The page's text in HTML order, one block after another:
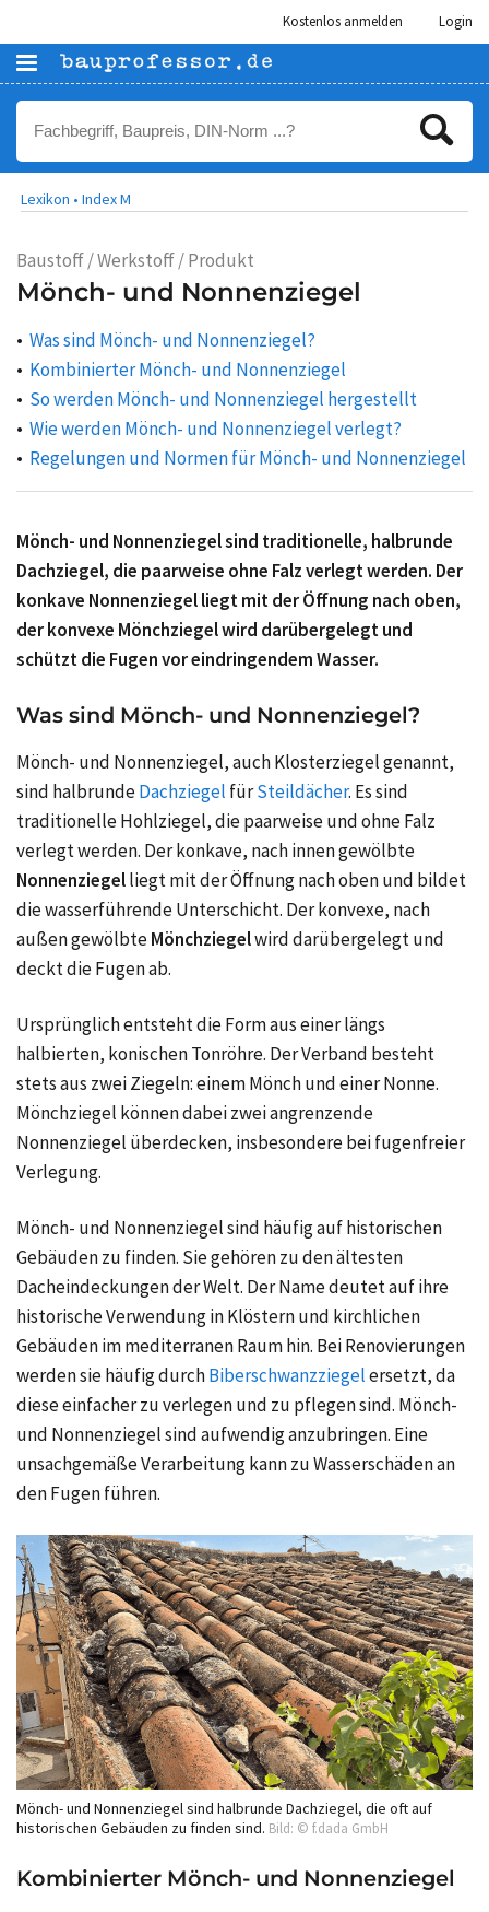
Kostenlos anmelden Login
Lexikon • Index M
Baustoff / Werkstoff / Produkt
Mönch- und Nonnenziegel
Was sind Mönch- und Nonnenziegel?
Kombinierter Mönch- und Nonnenziegel
So werden Mönch- und Nonnenziegel hergestellt
Wie werden Mönch- und Nonnenziegel verlegt?
Regelungen und Normen für Mönch- und Nonnenziegel
Mönch- und Nonnenziegel sind traditionelle, halbrunde
Dachziegel, die paarweise ohne Falz verlegt werden. Der
konkave Nonnenziegel liegt mit der Öffnung nach oben,
der konvexe Mönchziegel wird darübergelegt und
schützt die Fugen vor eindringendem Wasser.
Was sind Mönch- und Nonnenziegel?
Mönch- und Nonnenziegel, auch Klosterziegel genannt,
sind halbrundeDachziegel fürSteildächer. Es sind
traditionelle Hohlziegel, die paarweise und ohne Falz
verlegt werden. Der konkave, nach innen gewölbte
Nonnenziegelliegt mit der Öffnung nach oben und bildet
die wasserführende Unterschicht. Der konvexe, nach
außen gewölbteMönchziegelwird darübergelegt und
deckt die Fugen ab.
Ursprünglich entsteht die Form aus einer längs
halbierten, konischen Tonröhre. Der Verband besteht
stets aus zwei Ziegeln: einem Mönch und einer Nonne.
Mönchziegel können dabei zwei angrenzende
Nonnenziegel überdecken, insbesondere bei fugenfreier
Verlegung.
Mönch- und Nonnenziegel sind häufig auf historischen
Gebäuden zu finden. Sie gehören zu den ältesten
Dacheindeckungen der Welt. Der Name deutet auf ihre
historische Verwendung in Klöstern und kirchlichen
Gebäuden im mediterranen Raum hin. Bei Renovierungen
werden sie häufig durchBiberschwanzziegelersetzt, da
diese einfacher zu verlegen und zu pflegen sind. Mönch-
und Nonnenziegel sind aufwendig anzubringen. Eine
unsachgemäße Verarbeitung kann zu Wasserschäden an
den Fugen führen.
Mönch- und Nonnenziegel sind halbrunde Dachziegel, die oft auf
historischen Gebäuden zu finden sind. Bild: © f.dada GmbH
Kombinierter Mönch- und Nonnenziegel